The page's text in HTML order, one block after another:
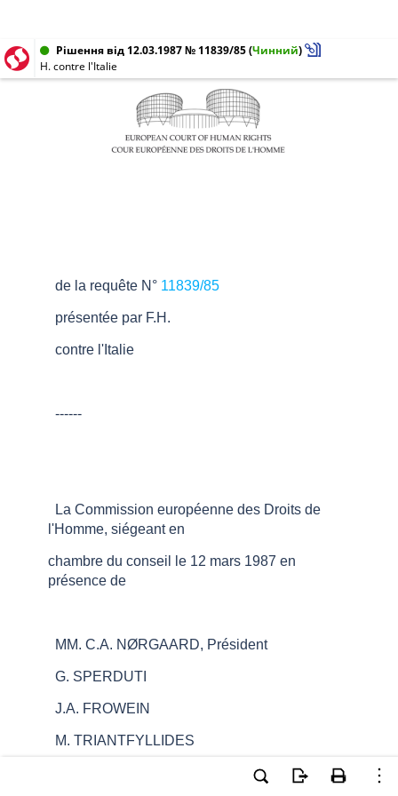
Рішення від 12.03.1987 № 11839/85(Чинний)
H. contre l'Italie
de la requête N° 11839/85
présentée par F.H.
contre l'Italie
------
La Commission européenne des Droits de
l'Homme, siégeant en
chambre du conseil le 12 mars 1987 en
présence de
MM. C.A. NØRGAARD, Président
G. SPERDUTI
J.A. FROWEIN
M. TRIANTFYLLIDES